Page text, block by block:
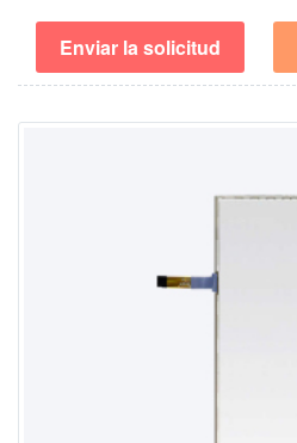
Enviar la solicitud